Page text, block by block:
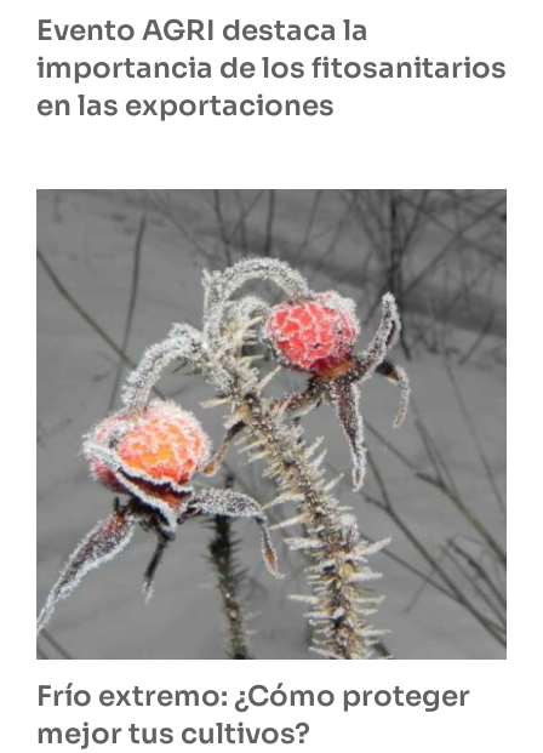
Evento AGRI destaca la
importancia de los fitosanitarios
en las exportaciones
Frío extremo: ¿Cómo proteger
mejor tus cultivos?